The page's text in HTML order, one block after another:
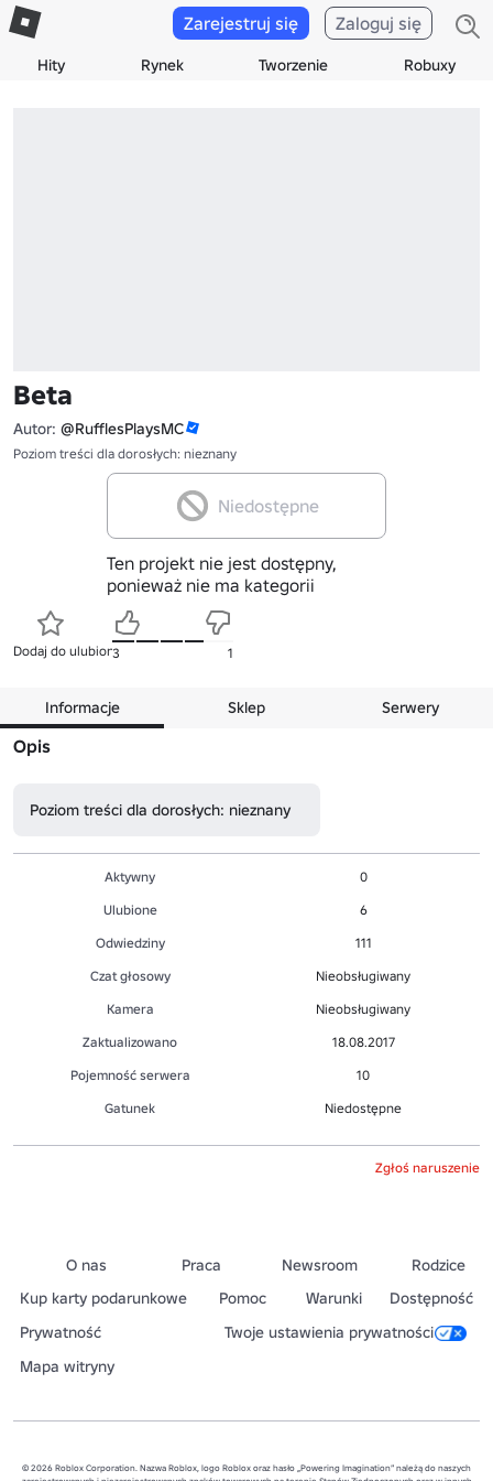
Hity Rynek Tworzenie Robuxy
Zarejestruj się Zaloguj się
Beta
Autor: @RufflesPlaysMC
Poziom treści dla dorosłych: nieznany
Niedostępne
Ten projekt nie jest dostępny,
ponieważ nie ma kategorii
Dodaj do ulubionych
3 1
Informacje Sklep Serwery
Opis
Poziom treści dla dorosłych: nieznany
Aktywny
0
Ulubione
6
Odwiedziny
111
Czat głosowy
Nieobsługiwany
Kamera
Nieobsługiwany
Zaktualizowano
18.08.2017
Pojemność serwera
10
Gatunek
Niedostępne
Zgłoś naruszenie
O nas Praca Newsroom
Rodzice
Kup karty podarunkowe
Pomoc Warunki
Dostępność
Prywatność
Twoje ustawienia prywatności
Mapa witryny
© 2026 Roblox Corporation. Nazwa Roblox, logo Roblox oraz hasło „Powering Imagination” należą do naszych